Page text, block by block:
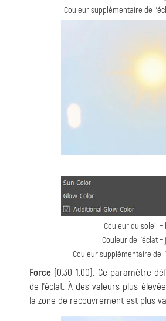
Couleur supplémentaire de
Couleur du soleil =
Couleur de l'éclat =
Couleur supplémentaire de
Force (0.30-1.00). Ce paramètre
de l'éclat. À des valeurs plus
la zone de recouvrement est plus